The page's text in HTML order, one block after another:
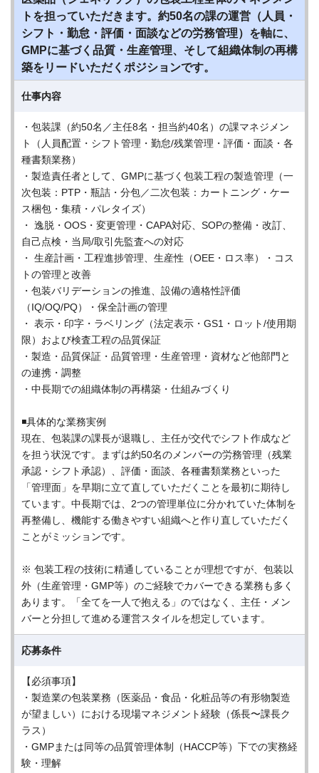
トを担っていただきます。約50名の課の運営（人員・
シフト・勤怠・評価・面談などの労務管理）を軸に、
GMPに基づく品質・生産管理、そして組織体制の再構
築をリードいただくポジションです。
仕事内容
・包装課（約50名／主任8名・担当約40名）の課マネジメン
ト（人員配置・シフト管理・勤怠/残業管理・評価・面談・各
種書類業務）
・製造責任者として、GMPに基づく包装工程の製造管理（一
次包装：PTP・瓶詰・分包／二次包装：カートニング・ケー
ス梱包・集積・パレタイズ）
・ 逸脱・OOS・変更管理・CAPA対応、SOPの整備・改訂、
自己点検・当局/取引先監査への対応
・ 生産計画・工程進捗管理、生産性（OEE・ロス率）・コス
トの管理と改善
・包装バリデーションの推進、設備の適格性評価
（IQ/OQ/PQ）・保全計画の管理
・ 表示・印字・ラベリング（法定表示・GS1・ロット/使用期
限）および検査工程の品質保証
・製造・品質保証・品質管理・生産管理・資材など他部門と
の連携・調整
・中長期での組織体制の再構築・仕組みづくり
◾️具体的な業務実例
現在、包装課の課長が退職し、主任が交代でシフト作成など
を担う状況です。まずは約50名のメンバーの労務管理（残業
承認・シフト承認）、評価・面談、各種書類業務といった
「管理面」を早期に立て直していただくことを最初に期待し
ています。中長期では、2つの管理単位に分かれていた体制を
再整備し、機能する働きやすい組織へと作り直していただく
ことがミッションです。
※ 包装工程の技術に精通していることが理想ですが、包装以
外（生産管理・GMP等）のご経験でカバーできる業務も多く
あります。「全てを一人で抱える」のではなく、主任・メン
バーと分担して進める運営スタイルを想定しています。
応募条件
【必須事項】
・製造業の包装業務（医薬品・食品・化粧品等の有形物製造
が望ましい）における現場マネジメント経験（係長〜課長ク
ラス）
・GMPまたは同等の品質管理体制（HACCP等）下での実務経
験・理解